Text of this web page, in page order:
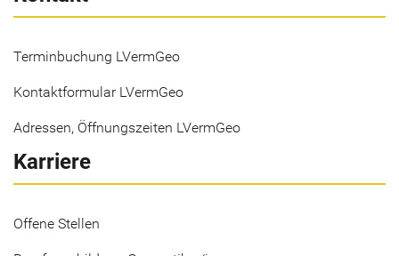
Terminbuchung LVermGeo
Kontaktformular LVermGeo
Adressen, Öffnungszeiten LVermGeo
Karriere
Offene Stellen